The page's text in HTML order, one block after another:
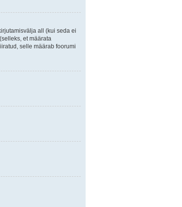
all (kui seda ei
et määrata
selle määrab foorumi